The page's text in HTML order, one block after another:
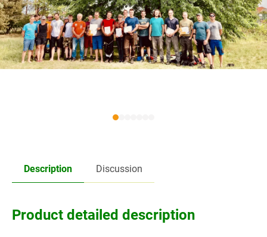
Description Discussion
Product detailed description